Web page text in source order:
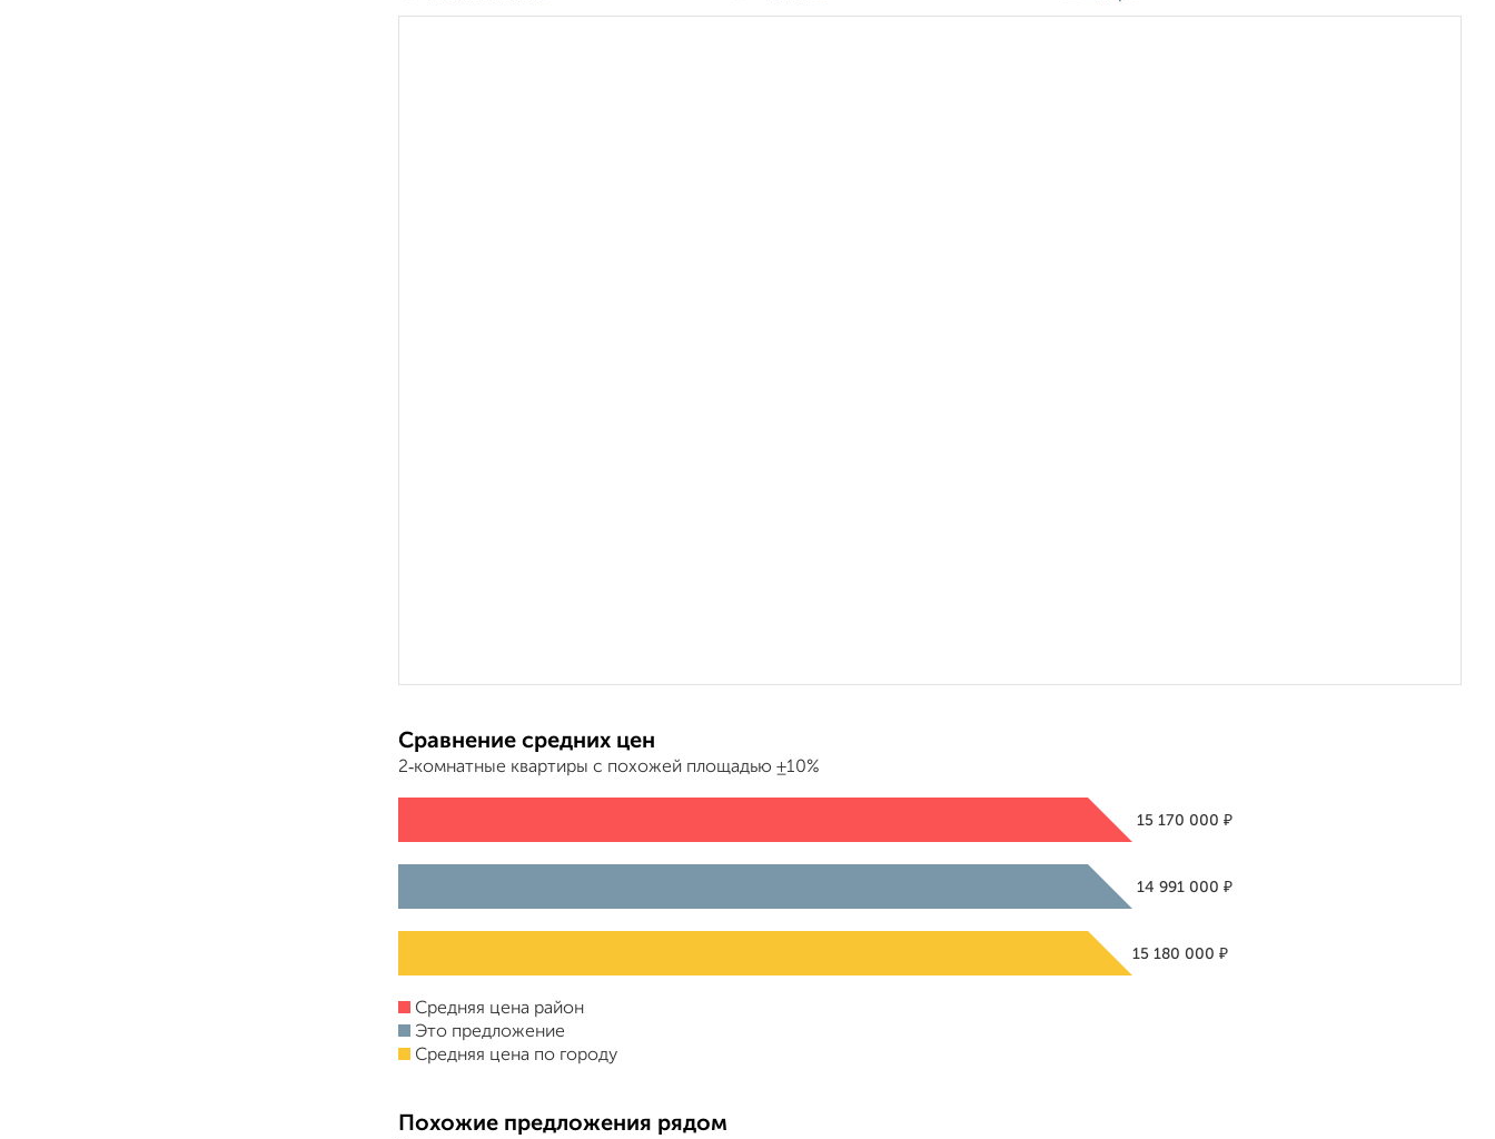
Сравнение средних цен
2‑комнатные квартиры с похожей площадью ±10%
15 170 000₽
14 991 000₽
15 180 000₽
Средняя цена район
Это предложение
Средняя цена по городу
Похожие предложения рядом